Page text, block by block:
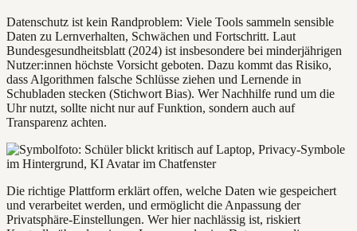
Datenschutz ist kein Randproblem: Viele Tools sammeln sensible
Daten zu Lernverhalten, Schwächen und Fortschritt. Laut
Bundesgesundheitsblatt (2024) ist insbesondere bei minderjährigen
Nutzer:innen höchste Vorsicht geboten. Dazu kommt das Risiko,
dass Algorithmen falsche Schlüsse ziehen und Lernende in
Schubladen stecken (Stichwort Bias). Wer Nachhilfe rund um die
Uhr nutzt, sollte nicht nur auf Funktion, sondern auch auf
Transparenz achten.
Die richtige Plattform erklärt offen, welche Daten wie gespeichert
und verarbeitet werden, und ermöglicht die Anpassung der
Privatsphäre-Einstellungen. Wer hier nachlässig ist, riskiert